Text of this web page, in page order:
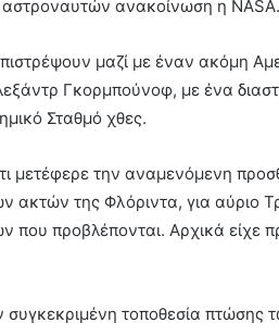
ανακοίνωση η NASA.
μαζί με έναν ακόμη
Γκορμπούνοφ, με ένα
Σταθμό χθες.
μετέφερε την αναμενόμενη
της Φλόριντα, για αύριο
προβλέπονται. Αρχικά είχε
τοποθεσία πτώσης